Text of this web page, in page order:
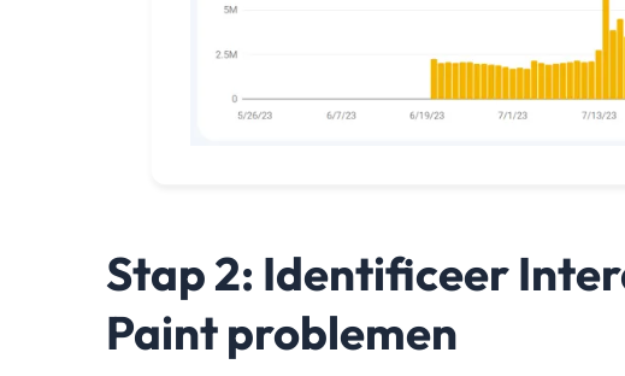
Stap 2: Identificeer
Paint problemen